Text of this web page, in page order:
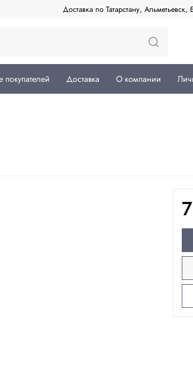
Доставка по Татарстану,
покупателей Доставка О компании